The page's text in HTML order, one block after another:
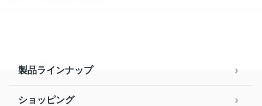
製品ラインナップ
ショッピング